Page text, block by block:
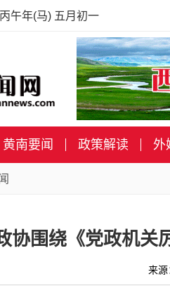
午年(马) 五月初一
黄南要闻 政策解读 外
协围绕《党政机关
来